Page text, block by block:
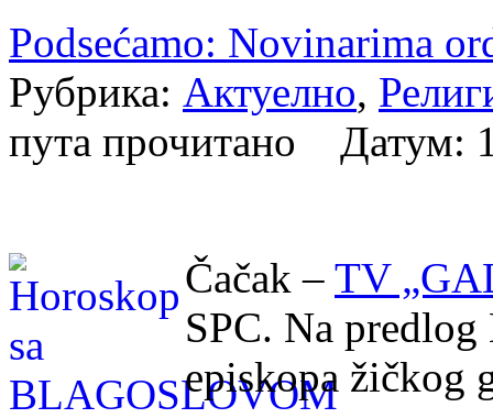
Podsećamo: Novinarima
Рубрика: Актуелно,
пута прочитано Датум:
Čačak – TV
SPC. Na predlog
episkopa žičkog